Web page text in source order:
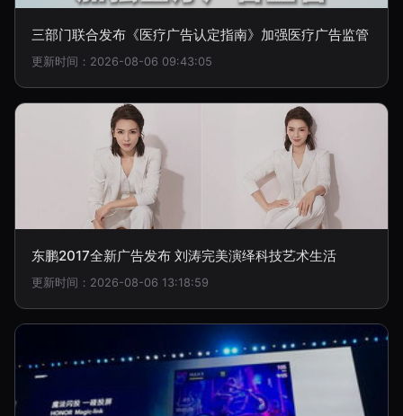
三部门联合发布《医疗广告认定指南》加强医疗广告监管
更新时间：2026-08-06 09:43:05
东鹏2017全新广告发布 刘涛完美演绎科技艺术生活
更新时间：2026-08-06 13:18:59